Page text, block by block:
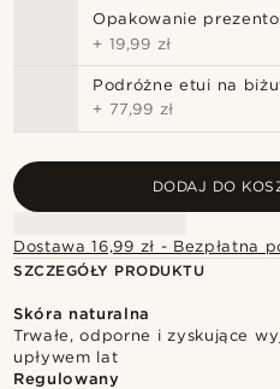
Opakowanie
+ 19,99 zł
Podróżne etui na
+ 77,99 zł
DODAJ DO
Dostawa 16,99 zł - Bezpłatna
SZCZEGÓŁY PRODUKTU
Skóra naturalna
Trwałe, odporne i zyskujące
upływem lat
Regulowany